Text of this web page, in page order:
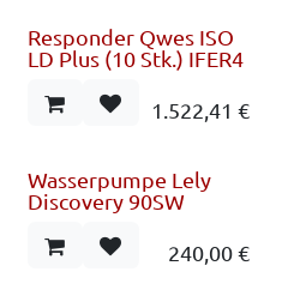
Responder Qwes ISO
LD Plus (10 Stk.) IFER4
1.522,41 €
Wasserpumpe Lely
Discovery 90SW
240,00€